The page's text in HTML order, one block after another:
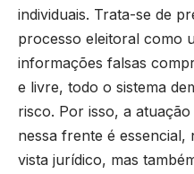
individuais. Trata-se de
processo eleitoral como
informações falsas
e livre, todo o sistema
risco. Por isso, a
nessa frente é
vista jurídico, mas